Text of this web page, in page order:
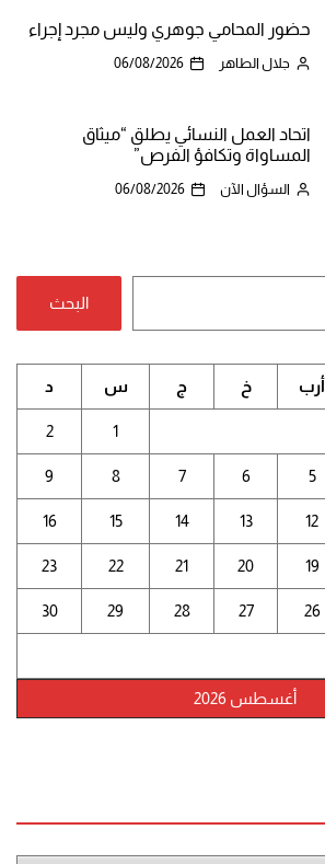
حضور المحامي جوهري وليس مجرد إجراء
جلال الطاهر 06/08/2026
اتحاد العمل النسائي يطلق “ميثاق
المساواة وتكافؤ الفرص”
السؤال الآن 06/08/2026
البحث
أغسطس 2026
أرب خ ج س د
1
2
5
6
7
8
9
12
13
14
15
16
19
20
21
22
23
26
27
28
29
30